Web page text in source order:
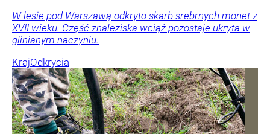
W lesie pod Warszawą odkryto skarb srebrnych monet z
XVII wieku. Część znaleziska wciąż pozostaje ukryta w
glinianym naczyniu.
KrajOdkrycia